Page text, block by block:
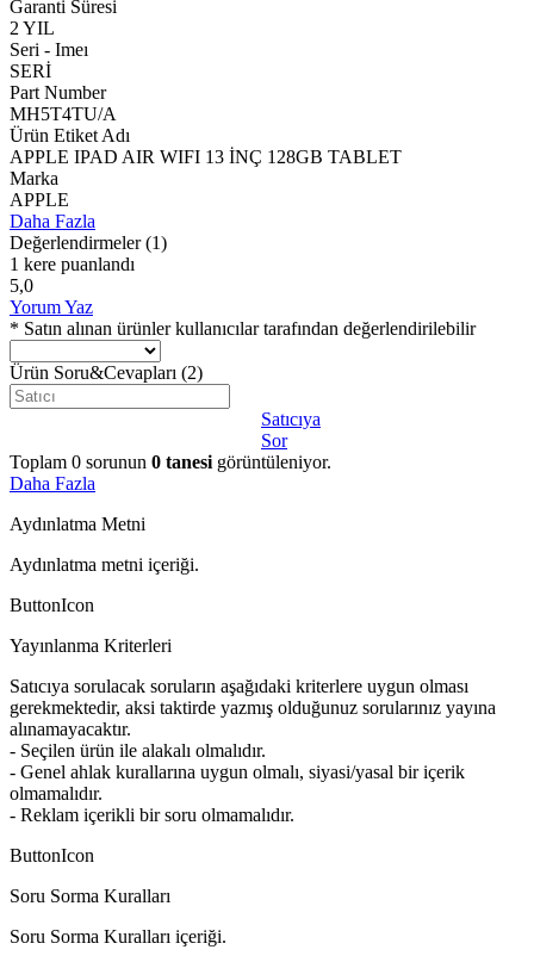
Garanti Süresi
2 YIL
Seri - Imeı
SERİ
Part Number
MH5T4TU/A
Ürün Etiket Adı
APPLE IPAD AIR WIFI 13 İNÇ 128GB TABLET
Marka
APPLE
Daha Fazla
Değerlendirmeler (1)
1 kere puanlandı
5,0
Yorum Yaz
* Satın alınan ürünler kullanıcılar tarafından değerlendirilebilir
Ürün Soru&Cevapları (2)
Satıcıya
Sor
Toplam 0 sorunun 0 tanesi görüntüleniyor.
Daha Fazla
Aydınlatma Metni
Aydınlatma metni içeriği.
ButtonIcon
Yayınlanma Kriterleri
Satıcıya sorulacak soruların aşağıdaki kriterlere uygun olması
gerekmektedir, aksi taktirde yazmış olduğunuz sorularınız yayına
alınamayacaktır.
- Seçilen ürün ile alakalı olmalıdır.
- Genel ahlak kurallarına uygun olmalı, siyasi/yasal bir içerik
olmamalıdır.
- Reklam içerikli bir soru olmamalıdır.
ButtonIcon
Soru Sorma Kuralları
Soru Sorma Kuralları içeriği.